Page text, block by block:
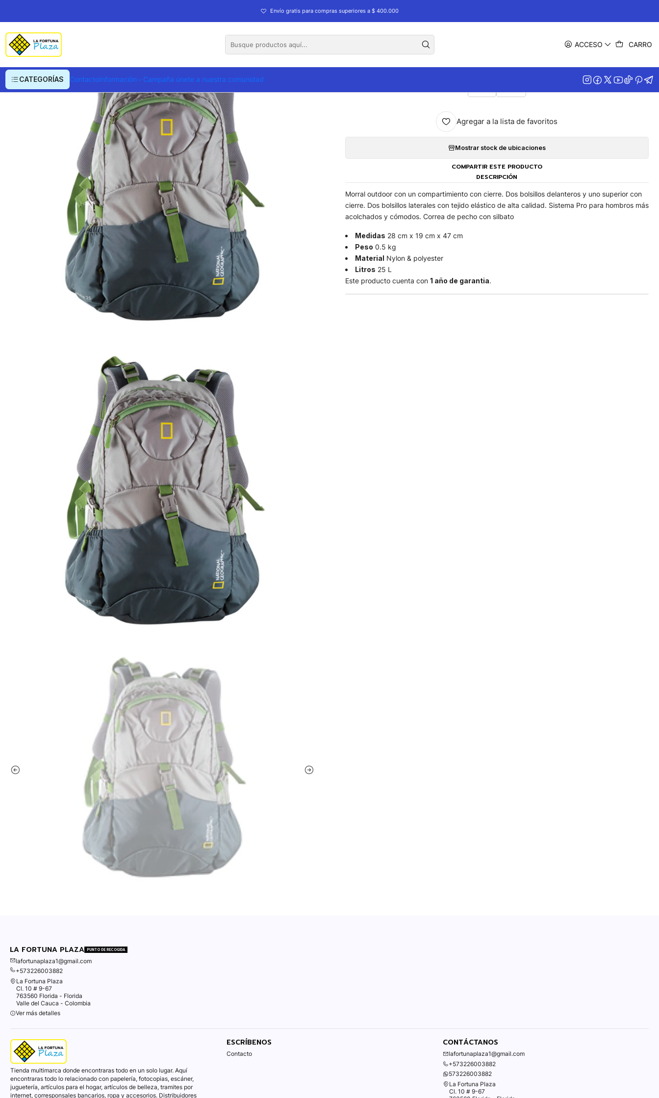
ACCESO CARRO
CATEGORÍAS ContactoInformación Campaña únete a nuestra comunidad
Envío gratis para compras superiores a $ 400.000
Morral Bluelake Nat Geo
Agregar a la lista de favoritos
Mostrar stock de ubicaciones
COMPARTIR ESTE PRODUCTO
DESCRIPCIÓN
Morral outdoor con un compartimiento con cierre. Dos bolsillos delanteros y uno superior con
cierre. Dos bolsillos laterales con tejido elástico de alta calidad. Sistema Pro para hombros más
acolchados y cómodos. Correa de pecho con silbato
Medidas 28 cm x 19 cm x 47 cm
Peso 0.5 kg
Material Nylon & polyester
Litros 25 L
Este producto cuenta con 1 año de garantia.
LA FORTUNA PLAZA PUNTO DE RECOGIDA
lafortunaplaza1@gmail.com
+573226003882
La Fortuna Plaza
Cl. 10 # 9-67
763560 Florida - Florida
Valle del Cauca - Colombia
Ver más detalles
Tienda multimarca donde encontraras todo en un solo lugar. Aquí
encontraras todo lo relacionado con papelería, fotocopias, escáner,
juguetería, artículos para el hogar, artículos de belleza, tramites por
internet, corresponsales bancarios, ropa y accesorios. Distribuidores
ESCRÍBENOS
Contacto
CONTÁCTANOS
lafortunaplaza1@gmail.com
+573226003882
573226003882
La Fortuna Plaza
Cl. 10 # 9-67